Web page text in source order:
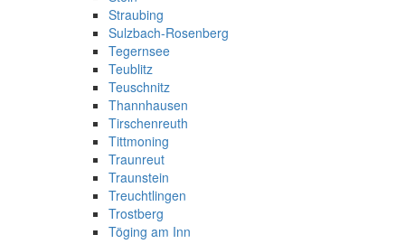
Straubing
Sulzbach-Rosenberg
Tegernsee
Teublitz
Teuschnitz
Thannhausen
Tirschenreuth
Tittmoning
Traunreut
Traunstein
Treuchtlingen
Trostberg
Töging am Inn